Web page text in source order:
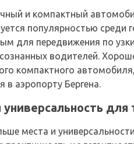
и компактный
популярностью среди
для передвижения по
водителей.
компактного
аэропорту Бергена.
универсальность
места и